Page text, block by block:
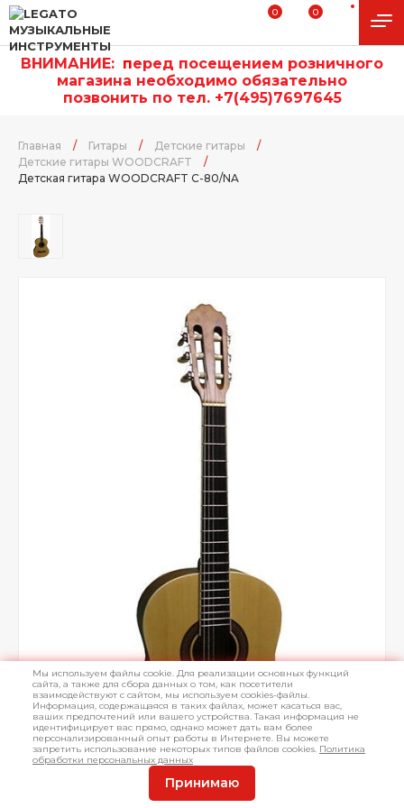
0 0
ВНИМАНИЕ: перед посещением розничного
магазина необходимо обязательно
позвонить по тел. +7(495)7697645
Главная / Гитары / Детские гитары
/
Детские гитары WOODCRAFT
/
Детская гитара WOODCRAFT C-80/NA
Мы используем файлы cookie. Для реализации основных функций
сайта, а также для сбора данных о том, как посетители
взаимодействуют с сайтом, мы используем cookies-файлы.
Информация, содержащаяся в таких файлах, может касаться вас,
ваших предпочтений или вашего устройства. Такая информация не
идентифицирует вас прямо, однако может дать вам более
персонализированный опыт работы в Интернете. Вы можете
запретить использование некоторых типов файлов cookies. Политика
обработки персональных данных
Принимаю